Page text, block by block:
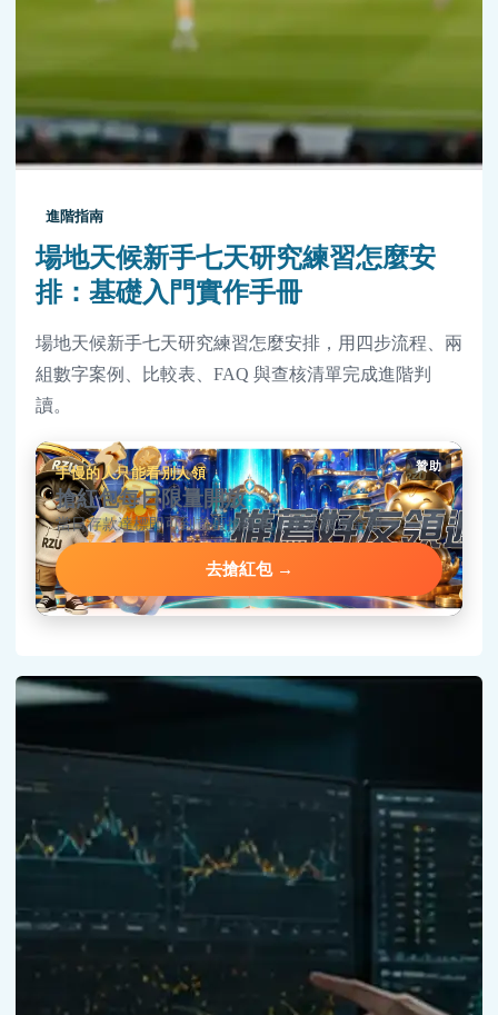
進階指南
場地天候新手七天研究練習怎麼安
排：基礎入門實作手冊
場地天候新手七天研究練習怎麼安排，用四步流程、兩
組數字案例、比較表、FAQ 與查核清單完成進階判
讀。
贊助
手慢的人只能看別人領
搶紅包每日限量開放
當日存款達標即可到首頁搶紅包，手速決定金額。
去搶紅包 →